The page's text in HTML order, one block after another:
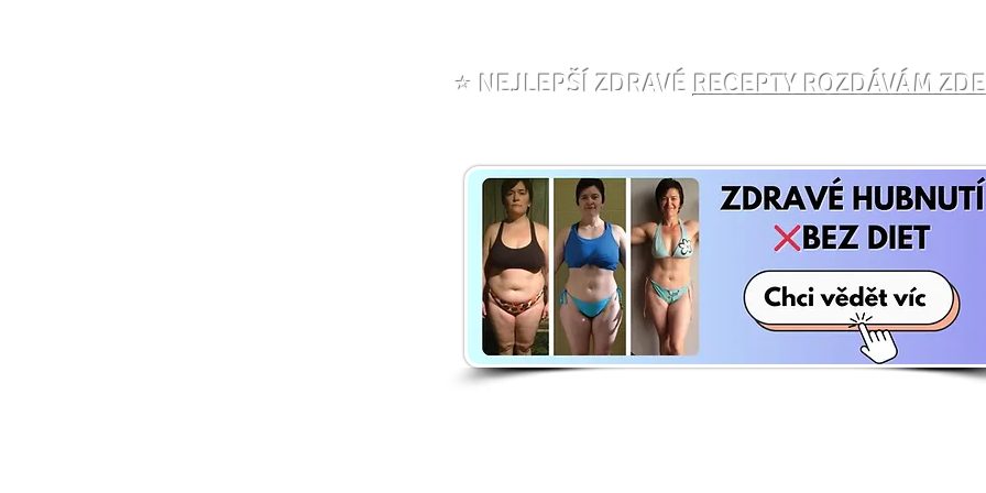
sem jet? Naše zkušenost +
zapojíš hluboké svaly a
⭐️ NEJLEPŠÍ ZDRAVÉ RECEPTY ROZDÁVÁM ZDE